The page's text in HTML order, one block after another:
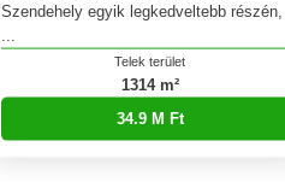
Szendehely egyik legkedveltebb részén,
Telek terület
1314 m²
34.9 M Ft